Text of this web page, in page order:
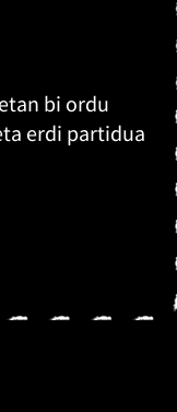
bi ordu
erdi partidua